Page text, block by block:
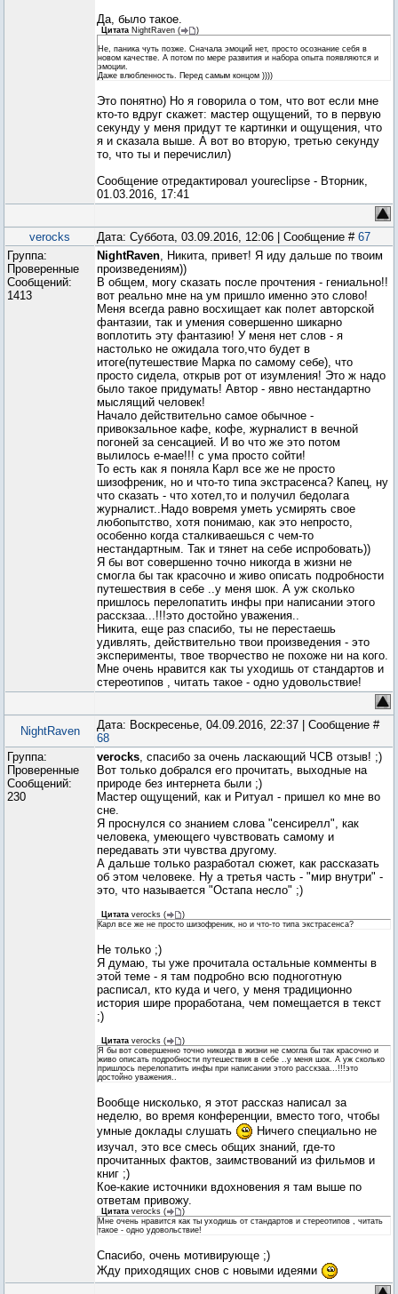
Да, было такое.
Цитата NightRaven ( )
Не, паника чуть позже. Сначала эмоций нет, просто осознание себя в
новом качестве. А потом по мере развития и набора опыта появляются и
эмоции.
Даже влюбленность. Перед самым концом ))))
Это понятно) Но я говорила о том, что вот если мне
кто-то вдруг скажет: мастер ощущений, то в первую
секунду у меня придут те картинки и ощущения, что
я и сказала выше. А вот во вторую, третью секунду
то, что ты и перечислил)
Сообщение отредактировал youreclipse - Вторник,
01.03.2016, 17:41
verocks Дата: Суббота, 03.09.2016, 12:06 | Сообщение # 67
Группа:
Проверенные
Сообщений:
1413
NightRaven, Никита, привет! Я иду дальше по твоим
произведениям))
В общем, могу сказать после прочтения - гениально!!
вот реально мне на ум пришло именно это слово!
Меня всегда равно восхищает как полет авторской
фантазии, так и умения совершенно шикарно
воплотить эту фантазию! У меня нет слов - я
настолько не ожидала того,что будет в
итоге(путешествие Марка по самому себе), что
просто сидела, открыв рот от изумления! Это ж надо
было такое придумать! Автор - явно нестандартно
мыслящий человек!
Начало действительно самое обычное -
привокзальное кафе, кофе, журналист в вечной
погоней за сенсацией. И во что же это потом
вылилось е-мае!!! с ума просто сойти!
То есть как я поняла Карл все же не просто
шизофреник, но и что-то типа экстрасенса? Капец, ну
что сказать - что хотел,то и получил бедолага
журналист..Надо вовремя уметь усмирять свое
любопытство, хотя понимаю, как это непросто,
особенно когда сталкиваешься с чем-то
нестандартным. Так и тянет на себе испробовать))
Я бы вот совершенно точно никогда в жизни не
смогла бы так красочно и живо описать подробности
путешествия в себе ..у меня шок. А уж сколько
пришлось перелопатить инфы при написании этого
расскзаа...!!!это достойно уважения..
Никита, еще раз спасибо, ты не перестаешь
удивлять, действительно твои произведения - это
эксперименты, твое творчество не похоже ни на кого.
Мне очень нравится как ты уходишь от стандартов и
стереотипов , читать такое - одно удовольствие!
NightRaven
Дата: Воскресенье, 04.09.2016, 22:37 | Сообщение #
68
Группа:
Проверенные
Сообщений:
230
verocks, спасибо за очень ласкающий ЧСВ отзыв! ;)
Вот только добрался его прочитать, выходные на
природе без интернета были ;)
Мастер ощущений, как и Ритуал - пришел ко мне во
сне.
Я проснулся со знанием слова "сенсирелл", как
человека, умеющего чувствовать самому и
передавать эти чувства другому.
А дальше только разработал сюжет, как рассказать
об этом человеке. Ну а третья часть - "мир внутри" -
это, что называется "Остапа несло" ;)
Цитата verocks (
)
Карл все же не просто шизофреник, но и что-то типа экстрасенса?
Не только ;)
Я думаю, ты уже прочитала остальные комменты в
этой теме - я там подробно всю подноготную
расписал, кто куда и чего, у меня традиционно
история шире проработана, чем помещается в текст
;)
Цитата verocks (
)
Я бы вот совершенно точно никогда в жизни не смогла бы так красочно и
живо описать подробности путешествия в себе ..у меня шок. А уж сколько
пришлось перелопатить инфы при написании этого расскзаа...!!!это
достойно уважения..
Вообще нисколько, я этот рассказ написал за
неделю, во время конференции, вместо того, чтобы
умные доклады слушать
Ничего специально не
изучал, это все смесь общих знаний, где-то
прочитанных фактов, заимствований из фильмов и
книг ;)
Кое-какие источники вдохновения я там выше по
ответам привожу.
Цитата verocks (
)
Мне очень нравится как ты уходишь от стандартов и стереотипов , читать
такое - одно удовольствие!
Спасибо, очень мотивирующе ;)
Жду приходящих снов с новыми идеями